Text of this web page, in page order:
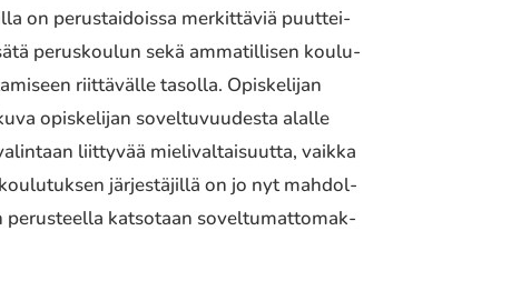
on perus­tai­dois­sa merkit­tä­viä puut­tei­
perus­kou­lun sekä amma­til­li­sen koulu­
riit­tä­väl­le tasolla. Opiskelijan
opis­ke­li­jan sovel­tu­vuu­des­ta alalle
liit­ty­vää mieli­val­tai­suut­ta, vaikka
järjes­tä­jil­lä on jo nyt mahdol­
perus­teel­la katso­taan sovel­tu­mat­to­mak­